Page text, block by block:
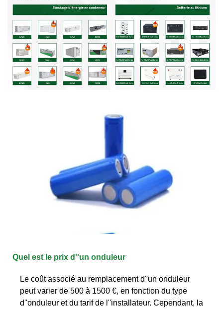
Quel est le prix d''un onduleur
Le coût associé au remplacement d''un onduleur
peut varier de 500 à 1500 €, en fonction du type
d''onduleur et du tarif de l''installateur. Cependant, la